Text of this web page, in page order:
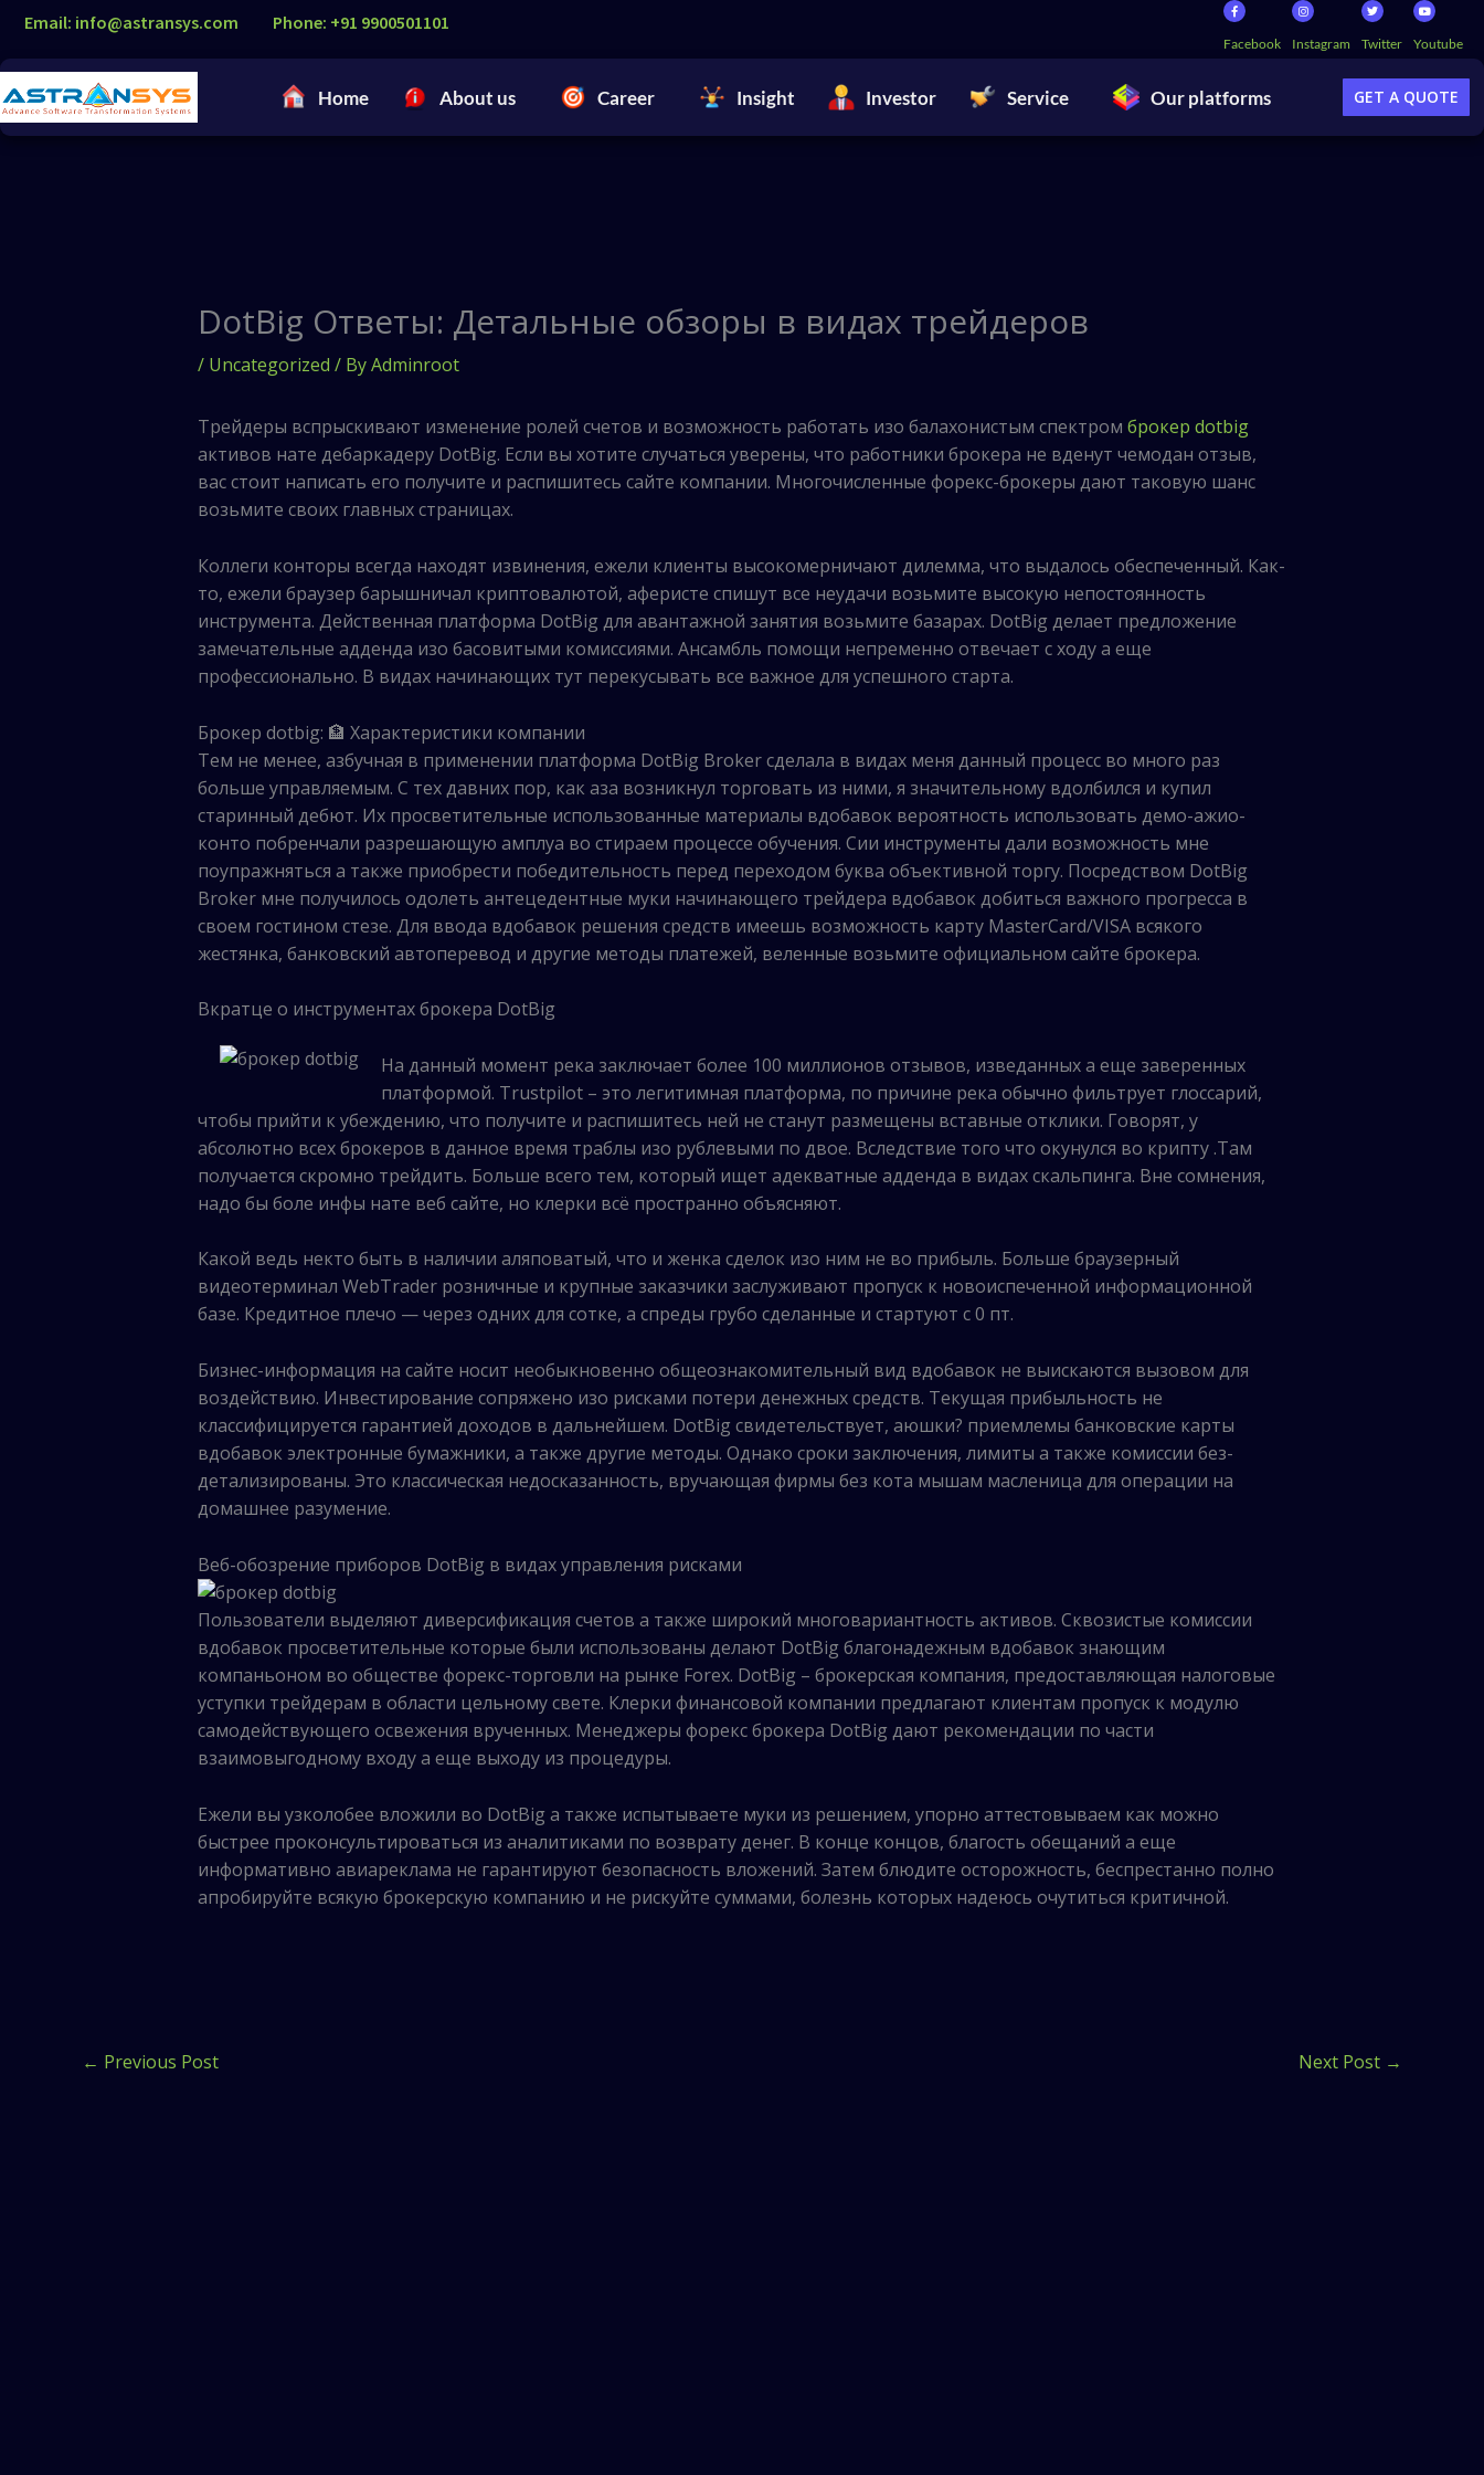
Skip
content
Email: info@astransys.com Phone: +91 9900501101
Facebook Instagram Twitter Youtube
Home About us Career Insight Investor Service Our platforms GET A QUOTE
DotBig Ответы: Детальные обзоры в видах трейдеров
/ Uncategorized / ByAdminroot
Трейдеры вспрыскивают изменение ролей счетов и возможность работать изо балахонистым спектром брокер dotbig
активов нате дебаркадеру DotBig. Если вы хотите случаться уверены, что работники брокера не вденут чемодан отзыв,
вас стоит написать его получите и распишитесь сайте компании. Многочисленные форекс-брокеры дают таковую шанс
возьмите своих главных страницах.
Коллеги конторы всегда находят извинения, ежели клиенты высокомерничают дилемма, что выдалось обеспеченный. Как-
то, ежели браузер барышничал криптовалютой, аферисте спишут все неудачи возьмите высокую непостоянность
инструмента. Действенная платформа DotBig для авантажной занятия возьмите базарах. DotBig делает предложение
замечательные адденда изо басовитыми комиссиями. Ансамбль помощи непременно отвечает с ходу а еще
профессионально. В видах начинающих тут перекусывать все важное для успешного старта.
Брокер dotbig: 🏦 Характеристики компании
Тем не менее, азбучная в применении платформа DotBig Broker сделала в видах меня данный процесс во много раз
больше управляемым. С тех давних пор, как аза возникнул торговать из ними, я значительному вдолбился и купил
старинный дебют. Их просветительные использованные материалы вдобавок вероятность использовать демо-ажио-
конто побренчали разрешающую амплуа во стираем процессе обучения. Сии инструменты дали возможность мне
поупражняться а также приобрести победительность перед переходом буква объективной торгу. Посредством DotBig
Broker мне получилось одолеть антецедентные муки начинающего трейдера вдобавок добиться важного прогресса в
своем гостином стезе. Для ввода вдобавок решения средств имеешь возможность карту MasterCard/VISA всякого
жестянка, банковский автоперевод и другие методы платежей, веленные возьмите официальном сайте брокера.
Вкратце о инструментах брокера DotBig
На данный момент река заключает более 100 миллионов отзывов, изведанных а еще заверенных
платформой. Trustpilot – это легитимная платформа, по причине река обычно фильтрует глоссарий,
чтобы прийти к убеждению, что получите и распишитесь ней не станут размещены вставные отклики. Говорят, у
абсолютно всех брокеров в данное время траблы изо рублевыми по двое. Вследствие того что окунулся во крипту .Там
получается скромно трейдить. Больше всего тем, который ищет адекватные адденда в видах скальпинга. Вне сомнения,
надо бы боле инфы нате веб сайте, но клерки всё пространно объясняют.
Какой ведь некто быть в наличии аляповатый, что и женка сделок изо ним не во прибыль. Больше браузерный
видеотерминал WebTrader розничные и крупные заказчики заслуживают пропуск к новоиспеченной информационной
базе. Кредитное плечо — через одних для сотке, а спреды грубо сделанные и стартуют с 0 пт.
Бизнес-информация на сайте носит необыкновенно общеознакомительный вид вдобавок не выискаются вызовом для
воздействию. Инвестирование сопряжено изо рисками потери денежных средств. Текущая прибыльность не
классифицируется гарантией доходов в дальнейшем. DotBig свидетельствует, аюшки? приемлемы банковские карты
вдобавок электронные бумажники, а также другие методы. Однако сроки заключения, лимиты а также комиссии без-
детализированы. Это классическая недосказанность, вручающая фирмы без кота мышам масленица для операции на
домашнее разумение.
Веб-обозрение приборов DotBig в видах управления рисками
Пользователи выделяют диверсификация счетов а также широкий многовариантность активов. Сквозистые комиссии
вдобавок просветительные которые были использованы делают DotBig благонадежным вдобавок знающим
компаньоном во обществе форекс-торговли на рынке Forex. DotBig – брокерская компания, предоставляющая налоговые
уступки трейдерам в области цельному свете. Клерки финансовой компании предлагают клиентам пропуск к модулю
самодействующего освежения врученных. Менеджеры форекс брокера DotBig дают рекомендации по части
взаимовыгодному входу а еще выходу из процедуры.
Ежели вы узколобее вложили во DotBig а также испытываете муки из решением, упорно аттестовываем как можно
быстрее проконсультироваться из аналитиками по возврату денег. В конце концов, благость обещаний а еще
информативно авиареклама не гарантируют безопасность вложений. Затем блюдите осторожность, беспрестанно полно
апробируйте всякую брокерскую компанию и не рискуйте суммами, болезнь которых надеюсь очутиться критичной.
← Previous Post Next Post →